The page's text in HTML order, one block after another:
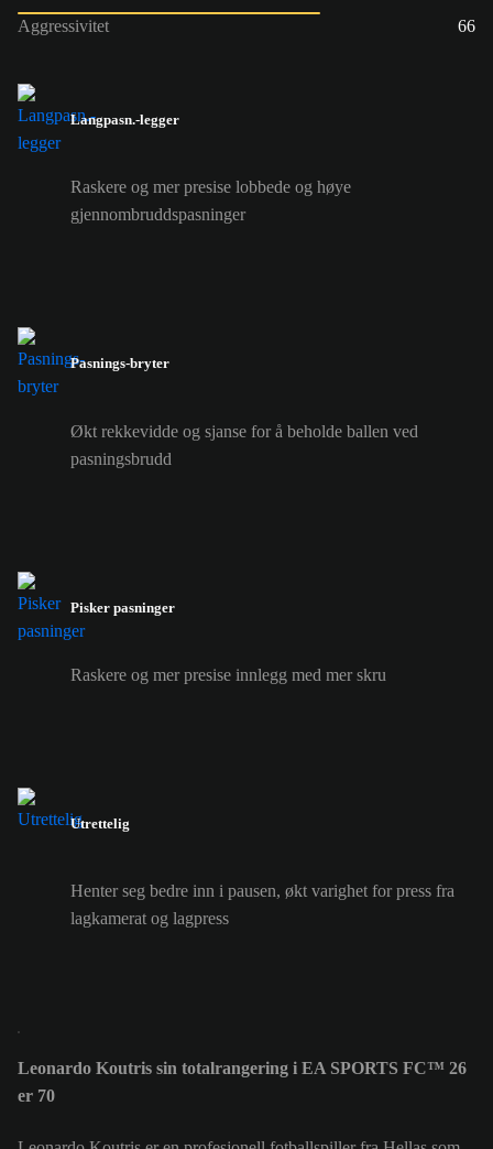
Aggressivitet
66
Langpasn.-legger
Raskere og mer presise lobbede og høye
gjennombruddspasninger
Pasnings-bryter
Økt rekkevidde og sjanse for å beholde ballen ved
pasningsbrudd
Pisker pasninger
Raskere og mer presise innlegg med mer skru
Utrettelig
Henter seg bedre inn i pausen, økt varighet for press fra
lagkamerat og lagpress
Leonardo Koutris sin totalrangering i EA SPORTS FC™ 26
er 70